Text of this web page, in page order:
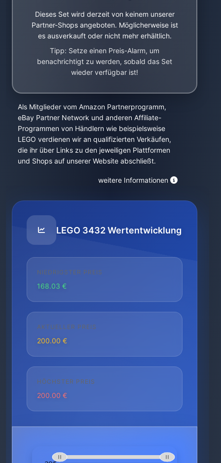
Dieses Set wird derzeit von keinem unserer
Partner-Shops angeboten. Möglicherweise ist
es ausverkauft oder nicht mehr erhältlich.
Tipp: Setze einen Preis-Alarm, um
benachrichtigt zu werden, sobald das Set
wieder verfügbar ist!
Als Mitglieder vom Amazon Partnerprogramm,
eBay Partner Network und anderen Affiliate-
Programmen von Händlern wie beispielsweise
LEGO verdienen wir an qualifizierten Verkäufen,
die ihr über Links zu den jeweiligen Plattformen
und Shops auf unserer Website abschließt.
weitere Informationen
LEGO 3432 Wertentwicklung
NIEDRIGSTER PREIS
168.03 €
AKTUELLER PREIS
200.00 €
HÖCHSTER PREIS
200.00 €